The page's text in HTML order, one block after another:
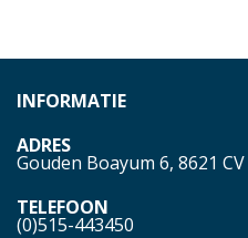
INFORMATIE
ADRES
Gouden Boayum 6, 8621
TELEFOON
(0)515-443450